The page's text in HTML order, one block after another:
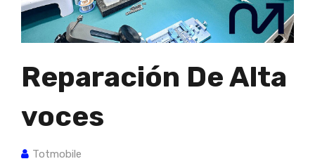
Reparación De Alta
Voces
Totmobile